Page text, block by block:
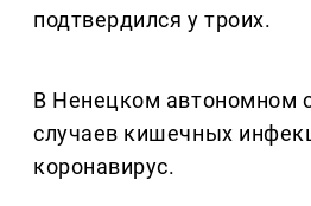
подтвердился у троих.
В Ненецком автономном
случаев кишечных
коронавирус.